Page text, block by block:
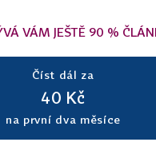
VÁM JEŠTĚ 90 %
Číst dál za
40 Kč
na první dva měsíce